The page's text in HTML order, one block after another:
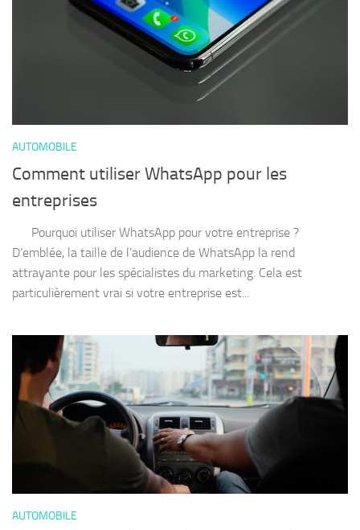
AUTOMOBILE
Comment utiliser WhatsApp pour les
entreprises
Pourquoi utiliser WhatsApp pour votre entreprise ?
D’emblée, la taille de l’audience de WhatsApp la rend
attrayante pour les spécialistes du marketing. Cela est
particulièrement vrai si votre entreprise est...
AUTOMOBILE